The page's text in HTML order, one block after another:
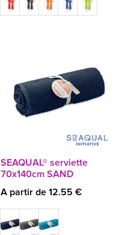
SEAQUAL® serviette
70x140cm SAND
A partir de 12.55 €